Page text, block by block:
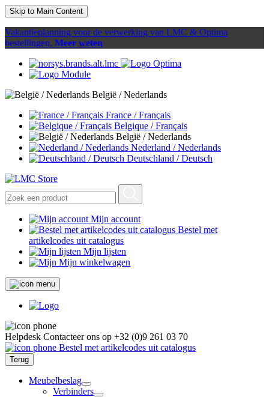
Skip to Main Content
Vakantieplanning voor de verwerking van LMC & Optima
bestellingen. Meer weten
België / Nederlands
France / Français
Belgique / Français
België / Nederlands
Nederland / Nederlands
Deutschland / Deutsch
Mijn account
Bestel met
artikelcodes uit catalogus
Mijn lijsten
Mijn winkelwagen
Helpdesk Contacteer ons op +32 (0)9 261 03 70
Bestel met artikelcodes uit catalogus
Terug
Meubelbeslag
Verbinders